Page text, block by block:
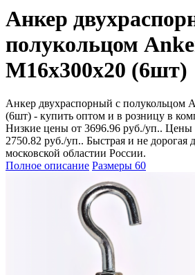
Анкер
полукольцом
М16х300х20 (6шт)
Анкер двухраспорный с полукольцом
(6шт) - купить оптом и в розницу в
Низкие цены от 3696.96 руб./уп.. Цены
2750.82 руб./уп.. Быстрая и не дорогая
московской областии России.
Полное описание Размеры 60